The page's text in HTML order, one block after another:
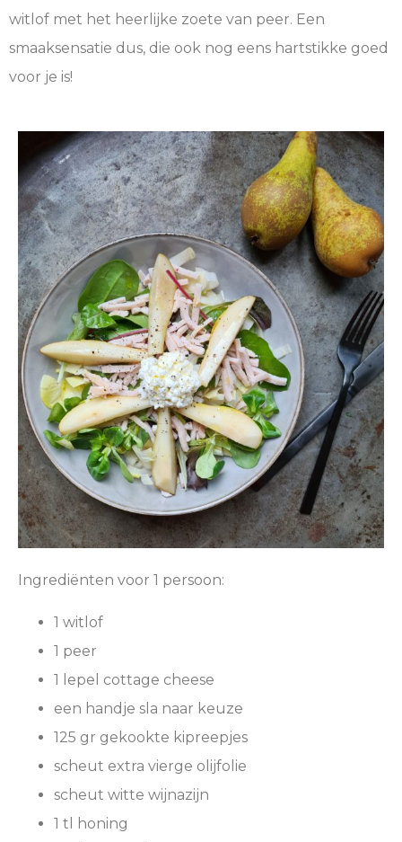
witlof met het heerlijke zoete van peer. Een
smaaksensatie dus, die ook nog eens hartstikke goed
voor je is!
Ingrediënten voor 1 persoon:
1 witlof
1 peer
1 lepel cottage cheese
een handje sla naar keuze
125 gr gekookte kipreepjes
scheut extra vierge olijfolie
scheut witte wijnazijn
1 tl honing